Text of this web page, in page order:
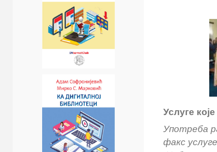
Услуге
Употреба
факс